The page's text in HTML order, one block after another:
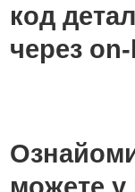
код
через